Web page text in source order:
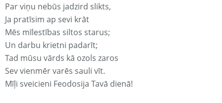
Par viņu nebūs jadzird slikts,
Ja pratīsim ap sevi krāt
Mēs mīlestības siltos starus;
Un darbu krietni padarīt;
Tad mūsu vārds kā ozols zaros
Sev vienmēr varēs sauli vīt.
Mīļi sveicieni Feodosija Tavā dienā!